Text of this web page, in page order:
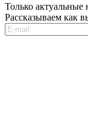
Только актуальные
Рассказываем как